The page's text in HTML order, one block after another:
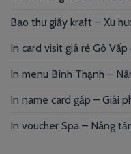
Bao thư giấy kraft – Xu
In card visit giá rẻ Gò
In menu Bình Thạnh –
In name card gấp – Giải
In voucher Spa – Nâng